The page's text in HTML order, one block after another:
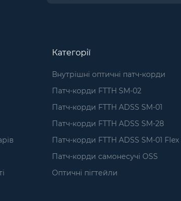
Категорії
Внутрішні оптичні патч-корди
Патч-корди FTTH SM-02
Патч-корди FTTH ADSS SM-01
Патч-корди FTTH ADSS SM-28
Патч-корди FTTH ADSS SM-01 Flex
Патч-корди самонесучі OSS
Оптичні пігтейли